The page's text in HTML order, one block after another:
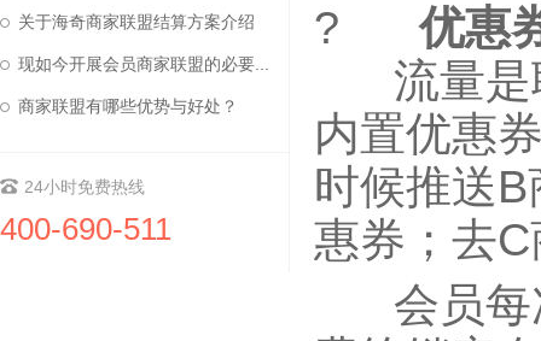
关于海奇商家联盟结算方案介绍
现如今开展会员商家联盟的必要...
商家联盟有哪些优势与好处？
24小时免费热线
400-690-511
?优惠
流量是
内置优惠
时候推送
惠券；去
会员每